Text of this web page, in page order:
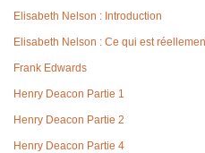
Elisabeth Nelson : Introduction
Elisabeth Nelson : Ce qui est
Frank Edwards
Henry Deacon Partie 1
Henry Deacon Partie 2
Henry Deacon Partie 4